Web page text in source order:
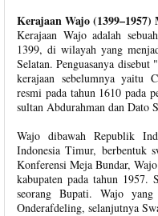
Kerajaan Wajo (1399–1957)
Kerajaan Wajo adalah
1399, di wilayah yang
Selatan. Penguasanya
kerajaan sebelumnya yaitu
resmi pada tahun 1610 pada
sultan Abdurahman dan Dato
Wajo dibawah Republik
Indonesia Timur, berbentuk
Konferensi Meja Bundar,
kabupaten pada tahun 1957.
seorang Bupati. Wajo
Onderafdeling, selanjutnya